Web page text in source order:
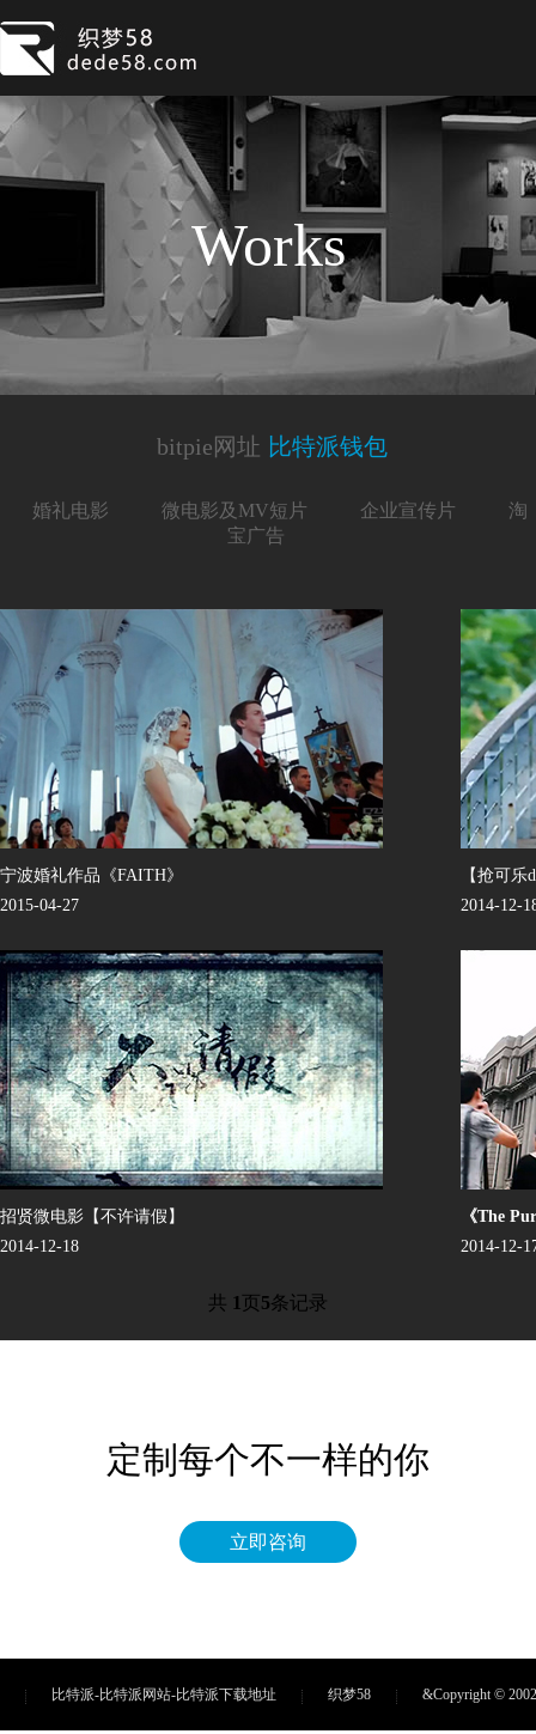
Works
bitpie网址 比特派钱包
婚礼电影 微电影及MV短片 企业宣传片
淘
宝广告
宁波婚礼作品《FAITH》
2015-04-27
【抢可乐
2014-12-
招贤微电影【不许请假】
2014-12-18
《The
2014-12-
共 1 页5条记录
定制每个不一样的你
立即咨询
比特派-比特派网站-比特派下载地址 织梦58 &Copyright ©